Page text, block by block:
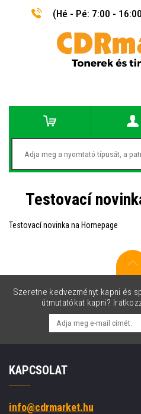
(Hé - Pé: 7:00 -
Testovací
Testovací novinka na Homepage
Szeretne kedvezményt kapni és
útmutatókat kapni?
KAPCSOLAT
info@cdrmarket.hu